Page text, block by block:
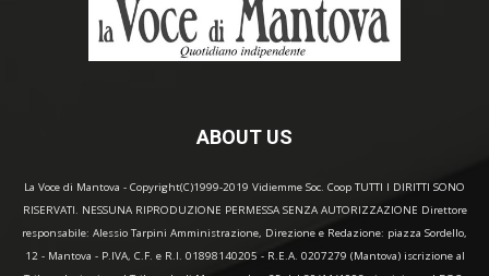
ABOUT US
La Voce di Mantova - Copyright(C)1999-2019 Vidiemme Soc. Coop TUTTI I DIRITTI SONO
RISERVATI. NESSUNA RIPRODUZIONE PERMESSA SENZA AUTORIZZAZIONE Direttore
responsabile: Alessio Tarpini Amministrazione, Direzione e Redazione: piazza Sordello,
12 - Mantova - P.IVA, C.F. e R.I. 01898140205 - R.E.A. 0207279 (Mantova) iscrizione al